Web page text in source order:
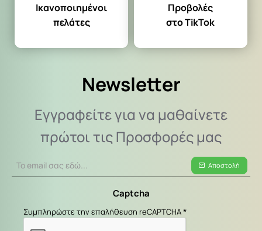
Ικανοποιημένοι
πελάτες
Προβολές
στο TikTok
Newsletter
Εγγραφείτε για να μαθαίνετε
πρώτοι τις Προσφορές μας
email
Αποστολή
Captcha
Συμπληρώστε την επαλήθευση reCAPTCHA